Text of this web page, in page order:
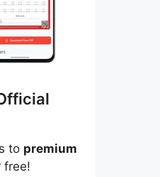
to premium
free!